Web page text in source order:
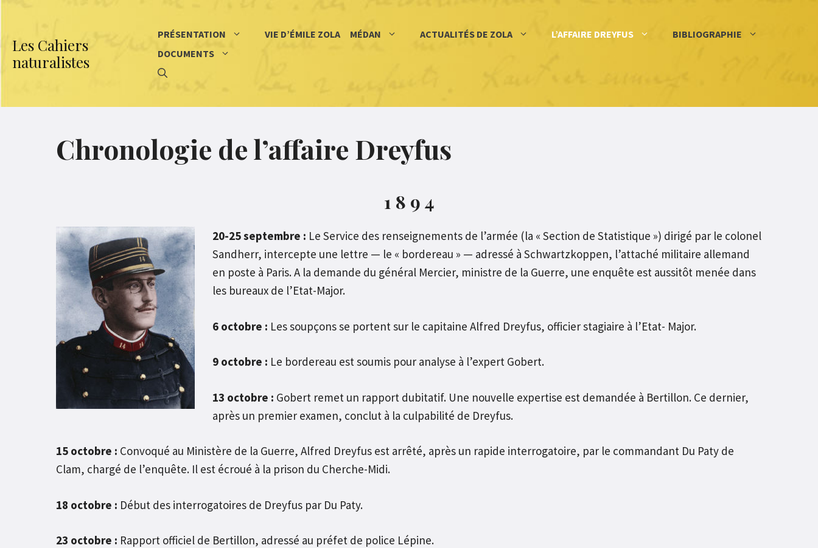
contenu
Les Cahiers
naturalistes
PRÉSENTATION VIE D’ÉMILE ZOLA MÉDAN ACTUALITÉS DE ZOLA L’AFFAIRE DREYFUS
BIBLIOGRAPHIE
DOCUMENTS
Chronologie de l’affaire Dreyfus
1 8 9 4
20-25 septembre : Le Service des renseignements de l’armée (la « Section de Statistique ») dirigé par le colonel
Sandherr, intercepte une lettre — le « bordereau » — adressé à Schwartzkoppen, l’attaché militaire allemand
en poste à Paris. A la demande du général Mercier, ministre de la Guerre, une enquête est aussitôt menée dans
les bureaux de l’Etat-Major.
6 octobre : Les soupçons se portent sur le capitaine Alfred Dreyfus, officier stagiaire à l’Etat- Major.
9 octobre : Le bordereau est soumis pour analyse à l’expert Gobert.
13 octobre : Gobert remet un rapport dubitatif. Une nouvelle expertise est demandée à Bertillon. Ce dernier,
après un premier examen, conclut à la culpabilité de Dreyfus.
15 octobre : Convoqué au Ministère de la Guerre, Alfred Dreyfus est arrêté, après un rapide interrogatoire, par le commandant Du Paty de
Clam, chargé de l’enquête. Il est écroué à la prison du Cherche-Midi.
18 octobre : Début des interrogatoires de Dreyfus par Du Paty.
23 octobre : Rapport officiel de Bertillon, adressé au préfet de police Lépine.